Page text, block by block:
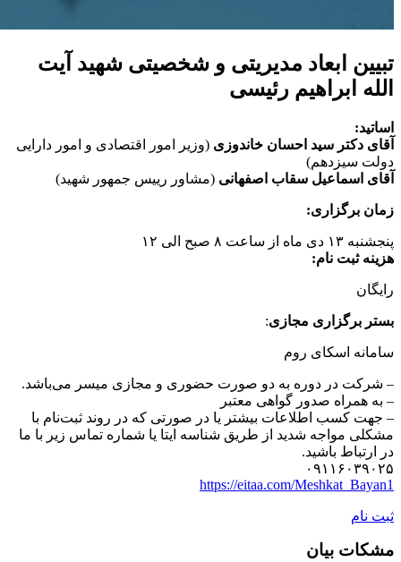
تبیین ابعاد مدیریتی و شخصیتی شهید آیت
الله ابراهیم رئیسی
اساتید:
آقای دکتر سید احسان خاندوزی (وزیر امور اقتصادی و امور دارایی
دولت سیزدهم)
آقای اسماعیل سقاب اصفهانی (مشاور رییس جمهور شهید)
زمان برگزاری:
پنجشنبه ۱۳ دی ماه از ساعت ۸ صبح الی ۱۲
هزینه ثبت نام:
رایگان
بستر برگزاری مجازی:
سامانه اسکای روم
– شرکت در دوره به دو صورت حضوری و مجازی میسر می‌باشد.
– به همراه صدور گواهی معتبر
– جهت کسب اطلاعات بیشتر یا در صورتی که در روند ثبت‌نام با
مشکلی مواجه شدید از طریق شناسه ایتا یا شماره تماس زیر با ما
در ارتباط باشید.
۰۹۱۱۶۰۳۹۰۲۵
https://eitaa.com/Meshkat_Bayan1
ثبت نام
مشکات بیان